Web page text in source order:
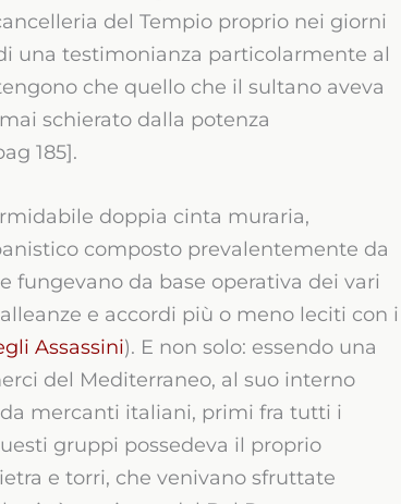
del Tempio proprio nei giorni
una testimonianza particolarmente al
che quello che il sultano aveva
schierato dalla potenza
185].
doppia cinta muraria,
composto prevalentemente da
fungevano da base operativa dei vari
e accordi più o meno leciti con i
Assassini). E non solo: essendo una
del Mediterraneo, al suo interno
mercanti italiani, primi fra tutti i
gruppi possedeva il proprio
e torri, che venivano sfruttate